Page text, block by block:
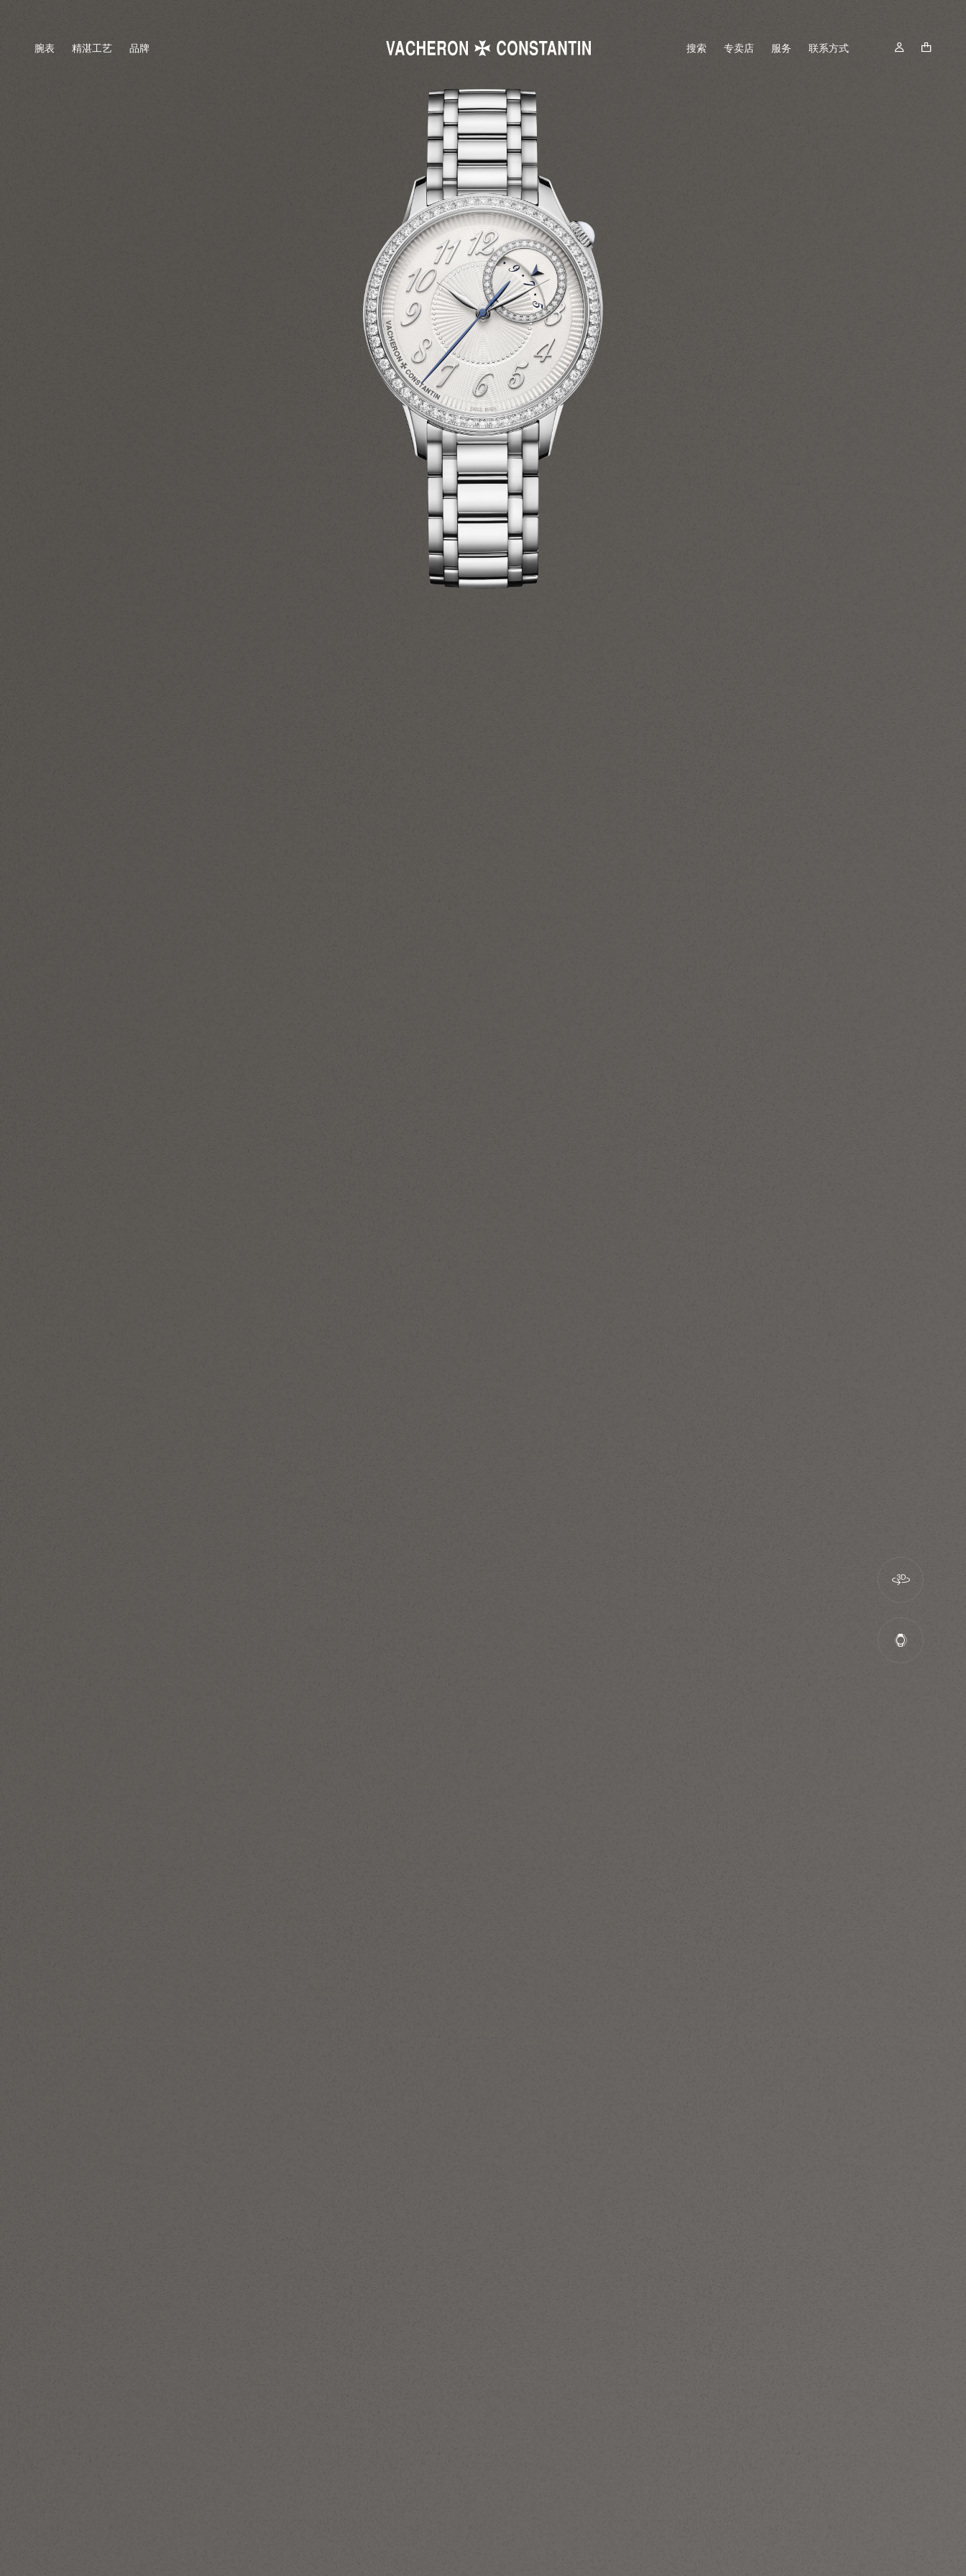
腕表 精湛工艺 品牌 搜索 专卖店 服务 联系方式